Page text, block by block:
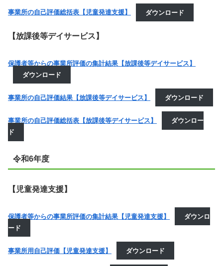
事業所の自己評価総括表【児童発達支援】 ダウンロード
【放課後等デイサービス】
保護者等からの事業所評価の集計結果【放課後等デイサービス】
ダウンロード
事業所の自己評価結果【放課後等デイサービス】 ダウンロード
事業所の自己評価総括表【放課後等デイサービス】
ダウンロー
ド
令和6年度
【児童発達支援】
保護者等からの事業所評価の集計結果【児童発達支援】
ダウンロ
ード
事業所用自己評価【児童発達支援】 ダウンロード